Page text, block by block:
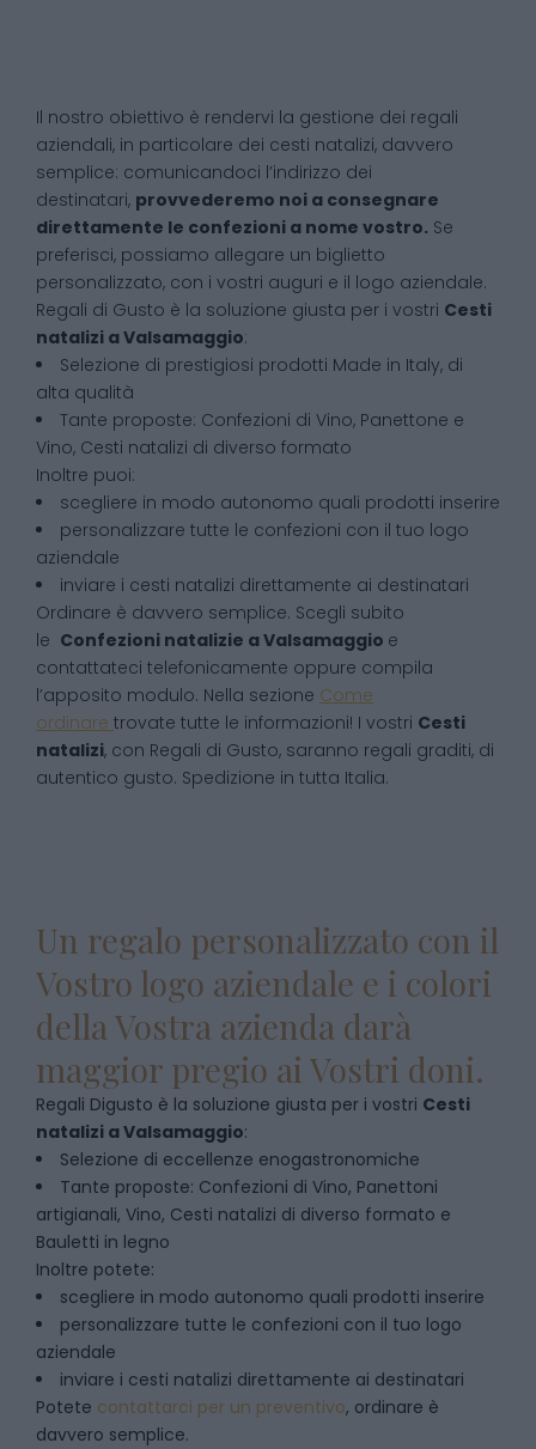
Il nostro obiettivo è rendervi la gestione dei regali
aziendali, in particolare dei cesti natalizi, davvero
semplice: comunicandoci l’indirizzo dei
destinatari, provvederemo noi a consegnare
direttamente le confezioni a nome vostro. Se
preferisci, possiamo allegare un biglietto
personalizzato, con i vostri auguri e il logo aziendale.
Regali di Gusto è la soluzione giusta per i vostri Cesti
natalizi aValsamaggio:
Selezione di prestigiosi prodotti Made in Italy, di
alta qualità
Tante proposte: Confezioni di Vino, Panettone e
Vino, Cesti natalizi di diverso formato
Inoltre puoi:
scegliere in modo autonomo quali prodotti inserire
personalizzare tutte le confezioni con il tuo logo
aziendale
inviare i cesti natalizi direttamente ai destinatari
Ordinare è davvero semplice. Scegli subito
le Confezioni natalizie aValsamaggio e
contattateci telefonicamente oppure compila
l’apposito modulo. Nella sezione Come
ordinare trovate tutte le informazioni! I vostri Cesti
natalizi, con Regali di Gusto, saranno regali graditi, di
autentico gusto. Spedizione in tutta Italia.
Un regalo personalizzato con il
Vostro logo aziendale e i colori
della Vostra azienda darà
maggior pregio ai Vostri doni.
Regali Digusto è la soluzione giusta per i vostri Cesti
natalizi aValsamaggio:
Selezione di eccellenze enogastronomiche
Tante proposte: Confezioni di Vino, Panettoni
artigianali, Vino, Cesti natalizi di diverso formato e
Bauletti in legno
Inoltre potete:
scegliere in modo autonomo quali prodotti inserire
personalizzare tutte le confezioni con il tuo logo
aziendale
inviare i cesti natalizi direttamente ai destinatari
Potete contattarci per un preventivo, ordinare è
davvero semplice.